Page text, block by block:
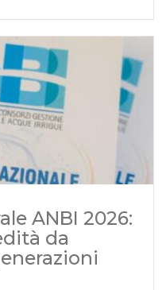
ANBI 2026:
da